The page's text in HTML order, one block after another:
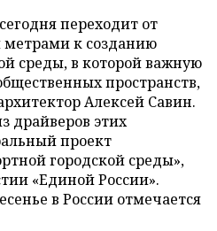
переходит от
к созданию
среды, в которой важную
пространств,
Алексей Савин.
драйверов этих
проект
городской среды»,
«Единой России».
в России отмечается